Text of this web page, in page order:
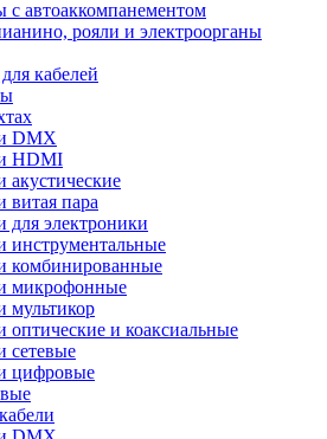
с автоаккомпанементом
рояли и электроорганы
кабелей
DMX
HDMI
акустические
витая пара
для электроники
инструментальные
комбинированные
микрофонные
мультикор
оптические и коаксиальные
сетевые
цифровые